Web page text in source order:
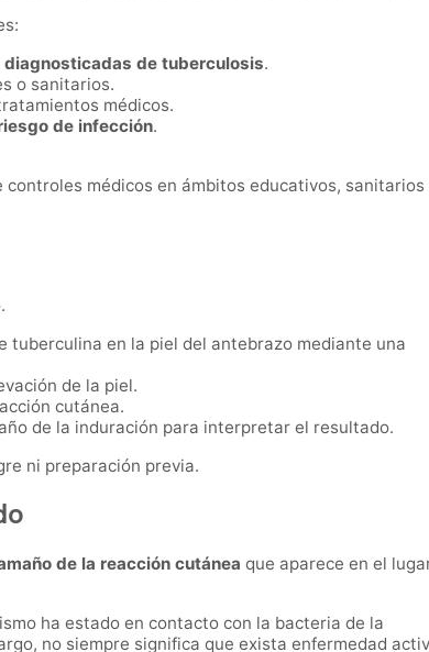
diagnosticadas de tuberculosis.
o sanitarios.
médicos.
de infección.
médicos en ámbitos educativos, sanitarios
tuberculina en la piel del antebrazo mediante una
de la piel.
cutánea.
de la induración para interpretar el resultado.
ni preparación previa.
de la reacción cutánea que aparece en el
ha estado en contacto con la bacteria de la
no siempre significa que exista enfermedad